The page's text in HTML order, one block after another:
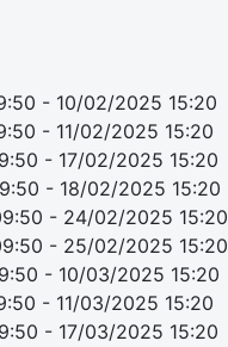
- 10/02/2025 15:20
- 11/02/2025 15:20
- 17/02/2025 15:20
- 18/02/2025 15:20
- 24/02/2025 15:20
- 25/02/2025 15:20
- 10/03/2025 15:20
- 11/03/2025 15:20
- 17/03/2025 15:20